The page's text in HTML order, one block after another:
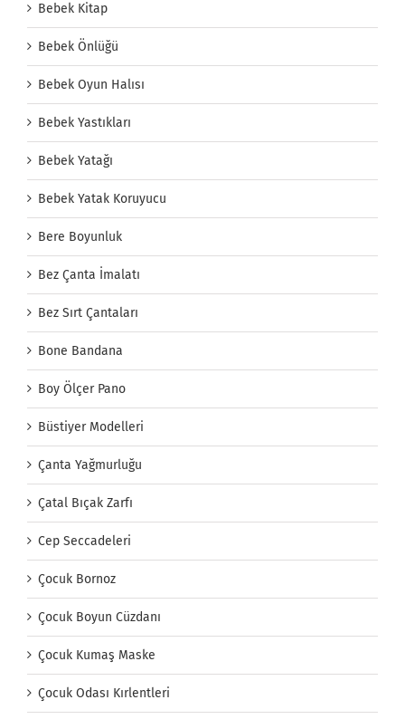
Bebek Kitap
Bebek Önlüğü
Bebek Oyun Halısı
Bebek Yastıkları
Bebek Yatağı
Bebek Yatak Koruyucu
Bere Boyunluk
Bez Çanta İmalatı
Bez Sırt Çantaları
Bone Bandana
Boy Ölçer Pano
Büstiyer Modelleri
Çanta Yağmurluğu
Çatal Bıçak Zarfı
Cep Seccadeleri
Çocuk Bornoz
Çocuk Boyun Cüzdanı
Çocuk Kumaş Maske
Çocuk Odası Kırlentleri